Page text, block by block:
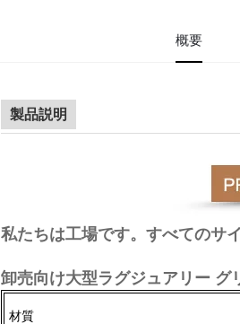
概要
製品説明
私たちは工場です。すべてのサ
卸売向け大型ラグジュアリー グ
材質